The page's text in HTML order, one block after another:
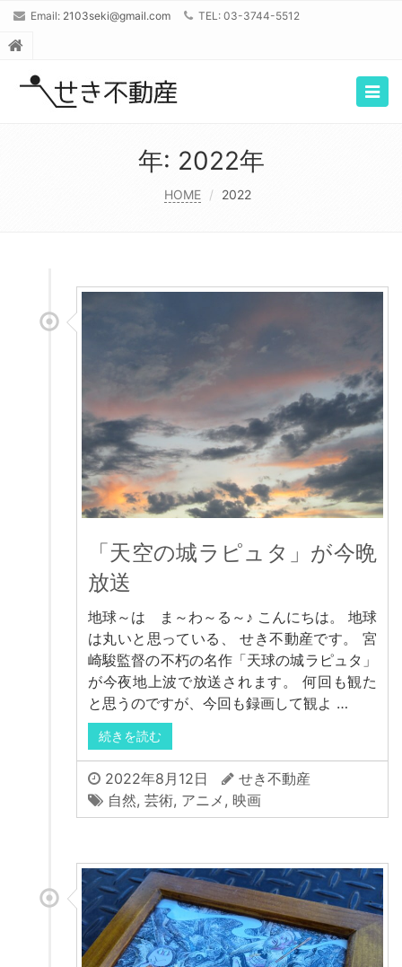
Email: 2103seki@gmail.com TEL: 03-3744-5512
年: 2022年
HOME 2022
「天空の城ラピュタ」が今晩
放送
地球～は ま～わ～る～♪ こんにちは。 地球
は丸いと思っている、 せき不動産です。 宮
崎駿監督の不朽の名作「天球の城ラピュタ」
が今夜地上波で放送されます。 何回も観た
と思うのですが、今回も録画して観よ …
続きを読む
2022年8月12日
せき不動産
自然, 芸術, アニメ , 映画